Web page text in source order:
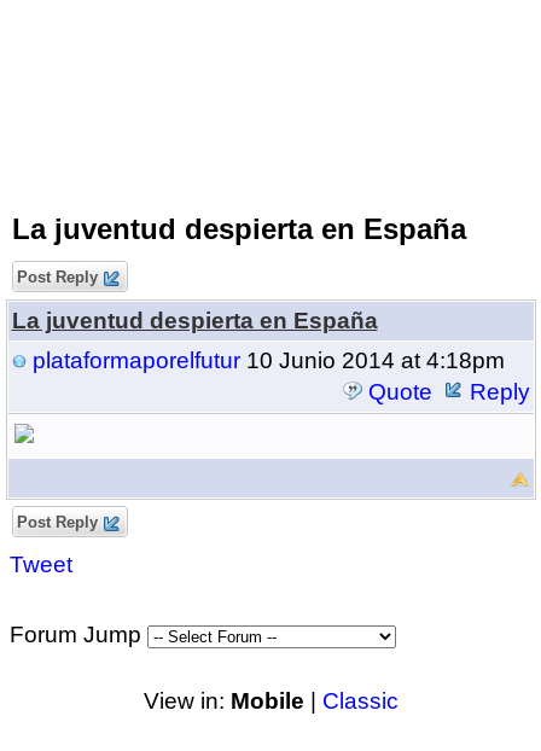
La juventud despierta en España
Post Reply
La juventud despierta en España
plataformaporelfutur10 Junio 2014 at 4:18pm
Quote
Reply
Post Reply
Tweet
Forum Jump
View in: Mobile Classic